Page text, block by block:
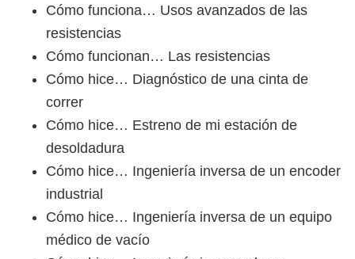
Cómo funciona… Usos avanzados de las
resistencias
Cómo funcionan… Las resistencias
Cómo hice… Diagnóstico de una cinta de
correr
Cómo hice… Estreno de mi estación de
desoldadura
Cómo hice… Ingeniería inversa de un encoder
industrial
Cómo hice… Ingeniería inversa de un equipo
médico de vacío